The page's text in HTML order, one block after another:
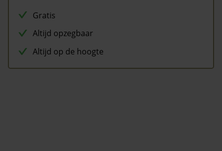
Gratis
Altijd opzegbaar
Altijd op de hoogte